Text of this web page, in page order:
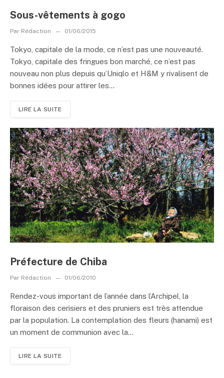
Sous-vêtements à gogo
Par Rédaction 01/06/2015
Tokyo, capitale de la mode, ce n’est pas une nouveauté.
Tokyo, capitale des fringues bon marché, ce n’est pas
nouveau non plus depuis qu’Uniqlo et H&M y rivalisent de
bonnes idées pour attirer les...
LIRE LA SUITE
Préfecture de Chiba
Par Rédaction 01/06/2010
Rendez-vous important de l’année dans l’Archipel, la
floraison des cerisiers et des pruniers est très attendue
par la population. La contemplation des fleurs (hanami) est
un moment de communion avec la...
LIRE LA SUITE